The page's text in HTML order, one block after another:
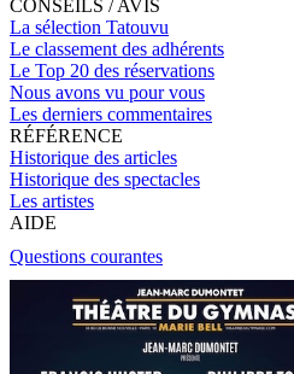
CONSEILS / AVIS
La sélection Tatouvu
Le classement des adhérents
Le Top 20 des réservations
Nous avons vu pour vous
Les derniers commentaires
RÉFÉRENCE
Historique des articles
Historique des spectacles
Les artistes
AIDE
Questions courantes